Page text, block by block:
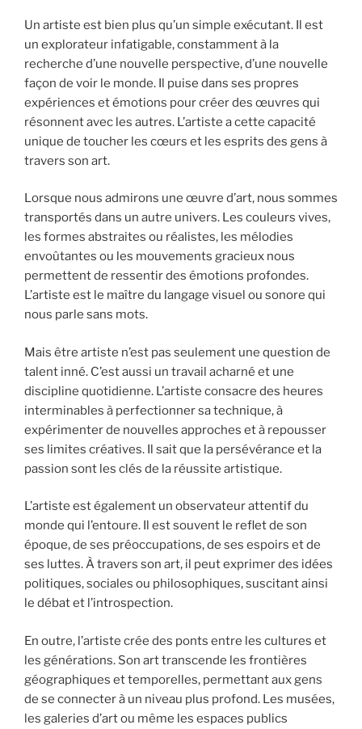
Un artiste est bien plus qu’un simple exécutant. Il est
un explorateur infatigable, constamment à la
recherche d’une nouvelle perspective, d’une nouvelle
façon de voir le monde. Il puise dans ses propres
expériences et émotions pour créer des œuvres qui
résonnent avec les autres. L’artiste a cette capacité
unique de toucher les cœurs et les esprits des gens à
travers son art.
Lorsque nous admirons une œuvre d’art, nous sommes
transportés dans un autre univers. Les couleurs vives,
les formes abstraites ou réalistes, les mélodies
envoûtantes ou les mouvements gracieux nous
permettent de ressentir des émotions profondes.
L’artiste est le maître du langage visuel ou sonore qui
nous parle sans mots.
Mais être artiste n’est pas seulement une question de
talent inné. C’est aussi un travail acharné et une
discipline quotidienne. L’artiste consacre des heures
interminables à perfectionner sa technique, à
expérimenter de nouvelles approches et à repousser
ses limites créatives. Il sait que la persévérance et la
passion sont les clés de la réussite artistique.
L’artiste est également un observateur attentif du
monde qui l’entoure. Il est souvent le reflet de son
époque, de ses préoccupations, de ses espoirs et de
ses luttes. À travers son art, il peut exprimer des idées
politiques, sociales ou philosophiques, suscitant ainsi
le débat et l’introspection.
En outre, l’artiste crée des ponts entre les cultures et
les générations. Son art transcende les frontières
géographiques et temporelles, permettant aux gens
de se connecter à un niveau plus profond. Les musées,
les galeries d’art ou même les espaces publics